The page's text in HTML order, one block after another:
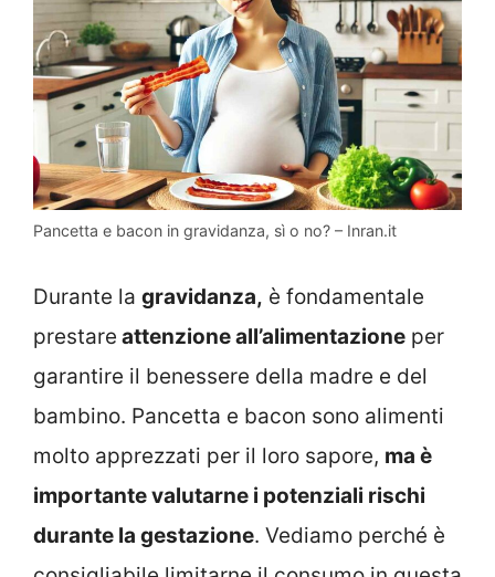
Pancetta e bacon in gravidanza, sì o no? – Inran.it
Durante la gravidanza, è fondamentale
prestare attenzione all’alimentazione per
garantire il benessere della madre e del
bambino. Pancetta e bacon sono alimenti
molto apprezzati per il loro sapore, ma è
importante valutarne i potenziali rischi
durante la gestazione. Vediamo perché è